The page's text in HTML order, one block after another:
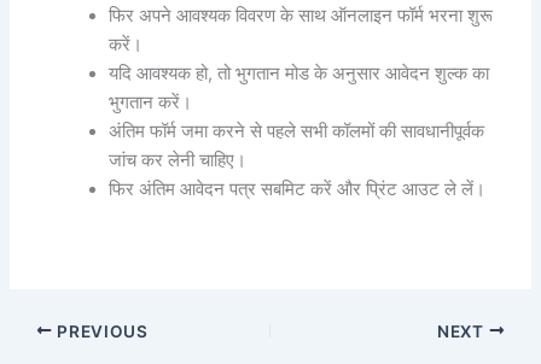
फिर अपने आवश्यक विवरण के साथ ऑनलाइन फॉर्म भरना शुरू
करें।
यदि आवश्यक हो, तो भुगतान मोड के अनुसार आवेदन शुल्क का
भुगतान करें।
अंतिम फॉर्म जमा करने से पहले सभी कॉलमों की सावधानीपूर्वक
जांच कर लेनी चाहिए।
फिर अंतिम आवेदन पत्र सबमिट करें और प्रिंट आउट ले लें।
PREVIOUS NEXT